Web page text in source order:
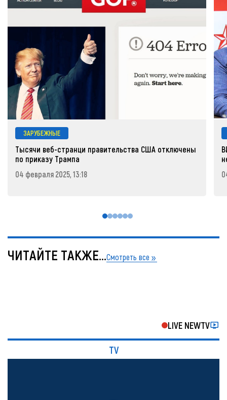
ЗАРУБЕЖНЫЕ
Тысячи веб-странци правительства США отключены
по приказу Трампа
04 февраля 2025, 13:18
ЧИТАЙТЕ ТАКЖЕ...Смотреть все
LIVE NEWTV
TV